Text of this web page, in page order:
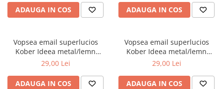
ADAUGA IN COS ADAUGA IN COS
Vopsea email superlucios
Kober Ideea metal/lemn
int/ext maro 0.75L
29,00 Lei
ADAUGA IN COS
Vopsea email superlucios
Kober Ideea metal/lemn
int/ext galben sulf 0.75L
29,00 Lei
ADAUGA IN COS